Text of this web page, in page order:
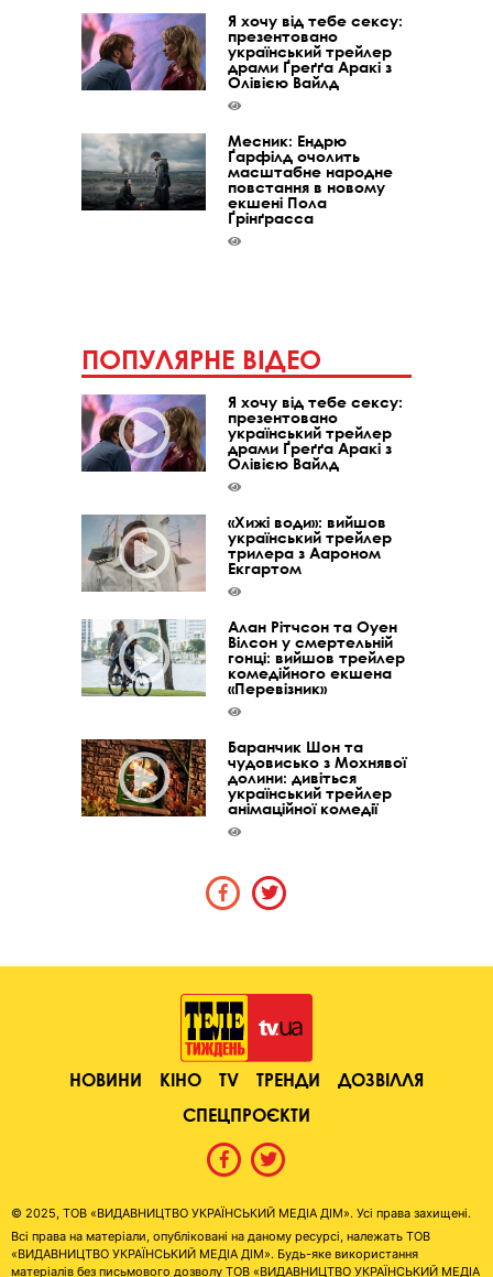
Я хочу від тебе сексу:
презентовано
український трейлер
драми Ґреґґа Аракі з
Олівією Вайлд
Месник: Ендрю
Ґарфілд очолить
масштабне народне
повстання в новому
екшені Пола
Ґрінґрасса
ПОПУЛЯРНЕ ВІДЕО
Я хочу від тебе сексу:
презентовано
український трейлер
драми Ґреґґа Аракі з
Олівією Вайлд
«Хижі води»: вийшов
український трейлер
трилера з Аароном
Екгартом
Алан Рітчсон та Оуен
Вілсон у смертельній
гонці: вийшов трейлер
комедійного екшена
«Перевізник»
Баранчик Шон та
чудовисько з Мохнявої
долини: дивіться
український трейлер
анімаційної комедії
НОВИНИ КІНО TV ТРЕНДИ
ДОЗВІЛЛЯ
СПЕЦПРОЄКТИ
© 2025, ТОВ «ВИДАВНИЦТВО УКРАЇНСЬКИЙ МЕДІА ДІМ». Усі права захищені.
Всі права на матеріали, опубліковані на даному ресурсі, належать ТОВ
«ВИДАВНИЦТВО УКРАЇНСЬКИЙ МЕДІА ДІМ». Будь-яке використання
матеріалів без письмового дозволу ТОВ «ВИДАВНИЦТВО УКРАЇНСЬКИЙ МЕДІА